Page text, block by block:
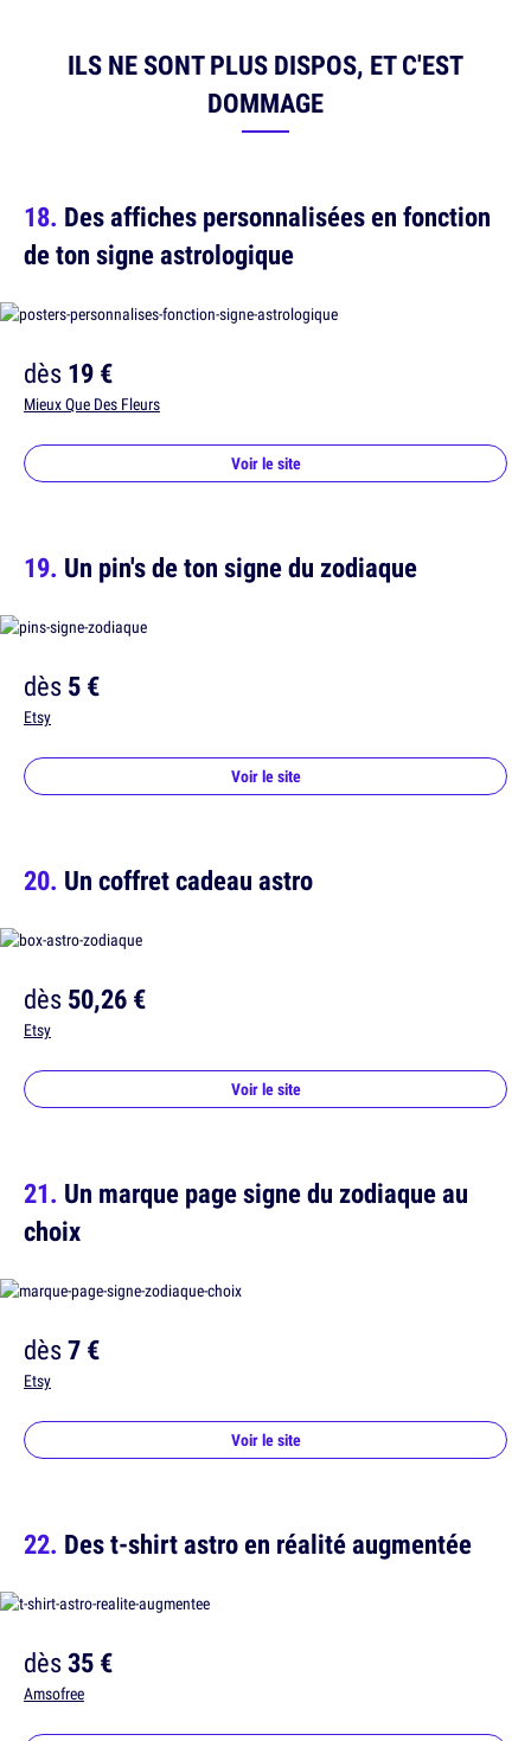
ILS NE SONT PLUS DISPOS, ET C'EST
DOMMAGE
Des affiches personnalisées en fonction
de ton signe astrologique
dès19 €
Mieux Que Des Fleurs
Voir le site
Un pin's de ton signe du zodiaque
dès5 €
Etsy
Voir le site
Un coffret cadeau astro
dès50,26 €
Etsy
Voir le site
Un marque page signe du zodiaque au
choix
dès7 €
Etsy
Voir le site
Des t-shirt astro en réalité augmentée
dès35 €
Amsofree